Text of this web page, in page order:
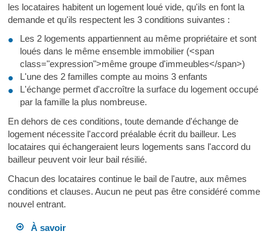
les locataires habitent un logement loué vide, qu'ils en font la
demande et qu'ils respectent les 3 conditions suivantes :
Les 2 logements appartiennent au même propriétaire et sont
loués dans le même ensemble immobilier (<span
class="expression">même groupe d'immeubles</span>)
L'une des 2 familles compte au moins 3 enfants
L'échange permet d'accroître la surface du logement occupé
par la famille la plus nombreuse.
En dehors de ces conditions, toute demande d'échange de
logement nécessite l'accord préalable écrit du bailleur. Les
locataires qui échangeraient leurs logements sans l'accord du
bailleur peuvent voir leur bail résilié.
Chacun des locataires continue le bail de l'autre, aux mêmes
conditions et clauses. Aucun ne peut pas être considéré comme
nouvel entrant.
À savoir